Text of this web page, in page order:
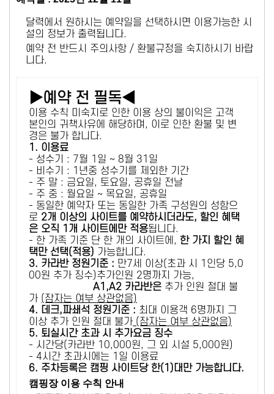
달력에서 원하시는 예약일을 선택하시면 이용가능한 시
설의 정보가 출력됩니다.
예약 전 반드시 주의사항 / 환불규정을 숙지하시기 바랍
니다.
▶예약 전 필독◀
이용 수칙 미숙지로 인한 이용 상의 불이익은 고객
본인의 귀책사유에 해당하며, 이로 인한 환불 및 변
경은 불가 합니다.
1. 이용료
- 성수기 : 7월 1일 ~ 8월 31일
- 비수기 : 1년중 성수기를 제외한 기간
- 주 말 : 금요일, 토요일, 공휴일 전날
- 주 중 : 월요일 ~ 목요일, 공휴일
- 동일한 예약자 또는 동일한 가족 구성원의 성함으
로 2개 이상의 사이트를 예약하시더라도, 할인 혜택
은 오직 1개 사이트에만 적용됩니다.
- 한 가족 기준 단 한 개의 사이트에, 한 가지 할인 혜
택만 선택(적용) 가능합니다.
3. 카라반 정원기준 : 만7세 이상(초과 시 1인당 5,0
00원 추가 징수)추가인원 2명까지 가능,
A1,A2 카라반은 추가 인원 절대 불
가 (잠자는 여부 상관없음)
4. 데크,파쇄석 정원기준 : ​최대 이용객 6명까지 그
이상 추가 인원 절대 불가 (잠자는 여부 상관없음)
5. 퇴실시간 초과 시 추가요금 징수
- 시간당(카라반 10,000원, 그 외 시설 5,000원)
- 4시간 초과시에는 1일 이용료
6. 주차등록은 캠핑 사이트당 한(1)대만 가능합니다.
캠핑장 이용 수칙 안내